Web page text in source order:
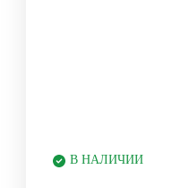
В НАЛИЧИИ